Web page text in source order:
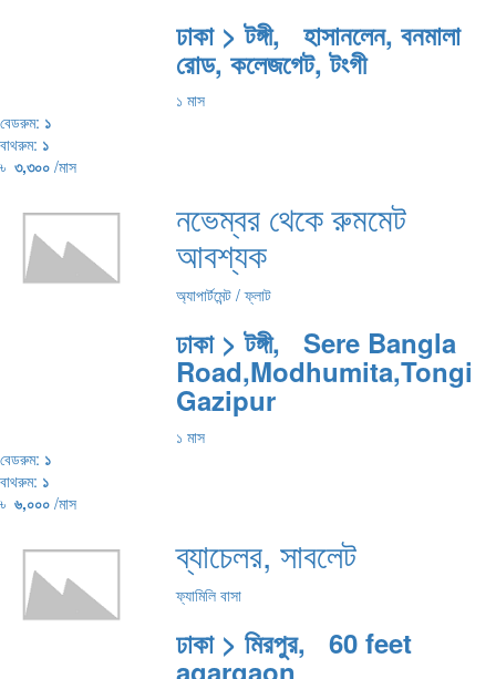
ঢাকা > টঙ্গী, হাসানলেন, বনমালা
রোড, কলেজগেট, টংগী
১ মাস
বেডরুম: ১
বাথরুম: ১
৳ ৩,৩০০ /মাস
নভেম্বর থেকে রুমমেট
আবশ্যক
অ্যাপার্টমেন্ট / ফ্লাট
ঢাকা > টঙ্গী, Sere Bangla
Road,Modhumita,Tongi
Gazipur
১ মাস
বেডরুম: ১
বাথরুম: ১
৳ ৬,০০০ /মাস
ব্যাচেলর, সাবলেট
ফ্যামিলি বাসা
ঢাকা > মিরপুর, 60 feet